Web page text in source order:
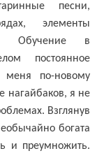
песни,
элементы
Обучение в
постоянное
меня по-новому
нагайбаков, я не
Взглянув
богата
и преумножить.